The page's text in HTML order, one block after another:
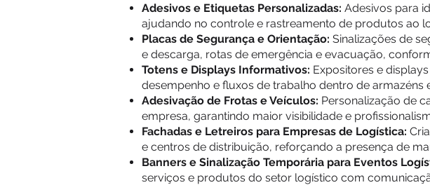
Adesivos e Etiquetas Personalizadas: Adesivos para
ajudando no controle e rastreamento de produtos ao
Placas de Segurança e Orientação: Sinalizações de
e descarga, rotas de emergência e evacuação,
Totens e Displays Informativos: Expositores e
desempenho e fluxos de trabalho dentro de armazéns
Adesivação de Frotas e Veículos: Personalização de
empresa, garantindo maior visibilidade e
Fachadas e Letreiros para Empresas de Logística:
e centros de distribuição, reforçando a presença de
Banners e Sinalização Temporária para Eventos
serviços e produtos do setor logístico com